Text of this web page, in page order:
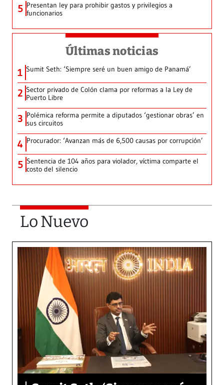
5 Presentan ley para prohibir gastos y privilegios a
funcionarios
Últimas noticias
1 Sumit Seth: ‘Siempre seré un buen amigo de Panamá’
2 Sector privado de Colón clama por reformas a la Ley de
Puerto Libre
3 Polémica reforma permite a diputados ‘gestionar obras’ en
sus circuitos
4 Procurador: ‘Avanzan más de 6,500 causas por corrupción’
5 Sentencia de 104 años para violador, víctima comparte el
costo del silencio
Lo Nuevo